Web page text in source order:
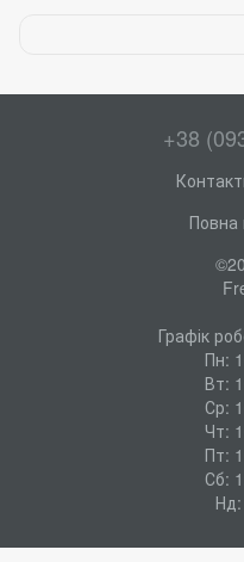
+38
Повна
Графік
Пн:
Вт:
Ср:
Чт:
Пт:
Сб:
Нд: